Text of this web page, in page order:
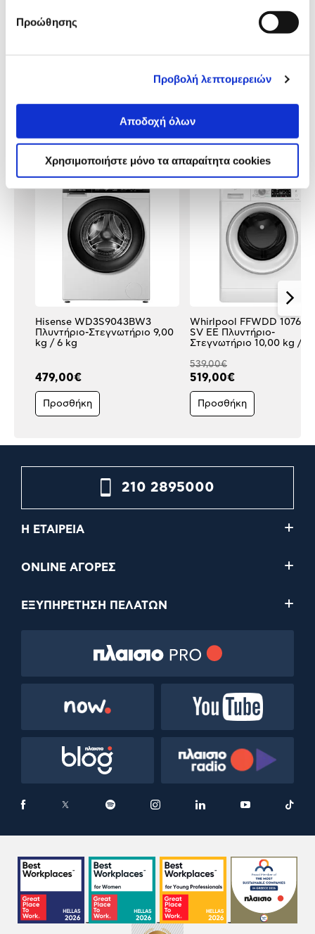
Προώθησης
Προβολή λεπτομερειών
Αποδοχή όλων
Χρησιμοποιήστε μόνο τα απαραίτητα cookies
Προδιαγραφές
προϊόντος
Δες τι κλίκαραν όσοι είδαν το ίδιο
προϊόν με εσένα!
Hisense WD3S9043BW3
Πλυντήριο-Στεγνωτήριο 9,00
kg / 6 kg
479,00€
Προσθήκη
Whirlpool FFWDD
SV EE Πλυντήριο-
Στεγνωτήριο 10,00 kg / 7
539,00€
519,00€
Προσθήκη
210 2895000
Η ΕΤΑΙΡΕΙΑ
ONLINE ΑΓΟΡΕΣ
ΕΞΥΠΗΡΕΤΗΣΗ ΠΕΛΑΤΩΝ